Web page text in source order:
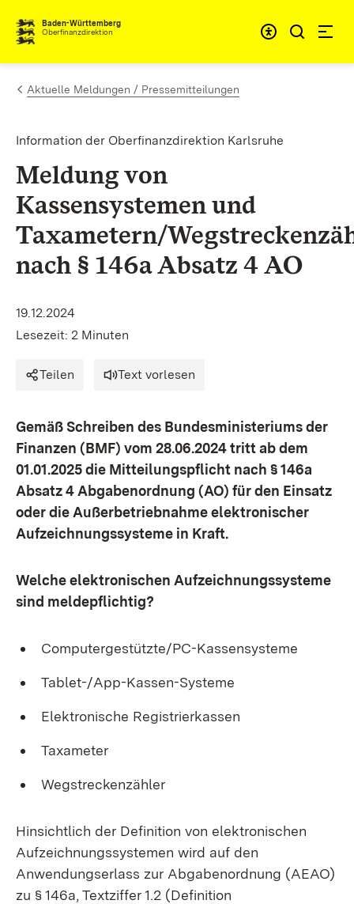
Zum Inhalt springen
Baden-Württemberg
Oberfinanzdirektion
Aktuelle Meldungen / Pressemitteilungen
Information der Oberfinanzdirektion Karlsruhe
Meldung von
Kassensystemen und
Taxametern/
nach § 146a Absatz 4 AO
19.12.2024
Lesezeit: 2 Minuten
Teilen Text vorlesen
Gemäß Schreiben des Bundesministeriums der
Finanzen (BMF) vom 28.06.2024 tritt ab dem
01.01.2025 die Mitteilungspflicht nach § 146a
Absatz 4 Abgabenordnung (AO) für den Einsatz
oder die Außerbetriebnahme elektronischer
Aufzeichnungssysteme in Kraft.
Welche elektronischen Aufzeichnungssysteme
sind meldepflichtig?
Computergestützte/PC-Kassensysteme
Tablet-/App-Kassen-Systeme
Elektronische Registrierkassen
Taxameter
Wegstreckenzähler
Hinsichtlich der Definition von elektronischen
Aufzeichnungssystemen wird auf den
Anwendungserlass zur Abgabenordnung (AEAO)
zu § 146a, Textziffer 1.2 (Definition